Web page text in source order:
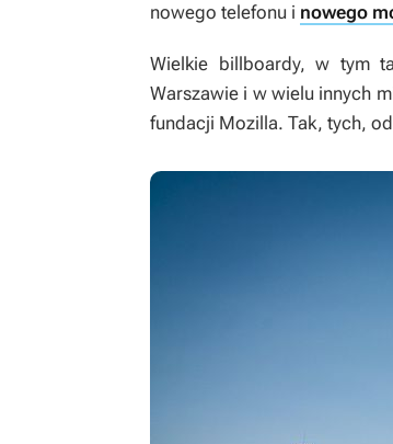
nowego telefonu i nowego
Wielkie billboardy, w tym
Warszawie i w wielu innych
fundacji Mozilla. Tak, tych,